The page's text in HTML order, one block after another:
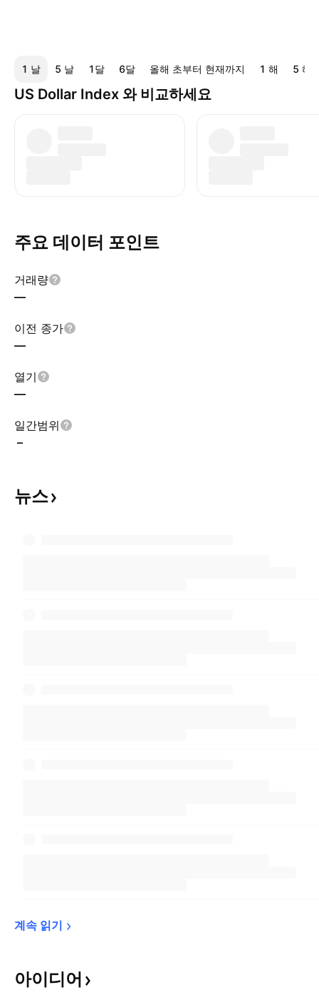
1 날 5 날 1달 6달 올해 초부터 현재까지 1 해 5 해
US Dollar Index 와 비교하세요
주요 데이터 포인트
거래량
—
이전 종가
—
열기
—
일간범위
–
뉴스
계속 읽기
아이디어